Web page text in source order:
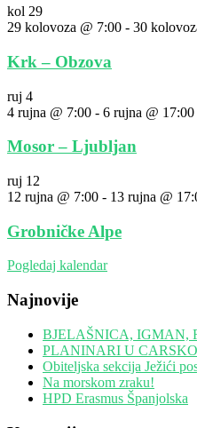
kol 29
29 kolovoza @ 7:00 - 30
Krk – Obzova
ruj 4
4 rujna @ 7:00 - 6 rujna @ 17:00
Mosor – Ljubljan
ruj 12
12 rujna @ 7:00 - 13 rujna @
Grobničke Alpe
Pogledaj kalendar
Najnovije
BJELAŠNICA,
PLANINARI U
Obiteljska sekcija Ježići
Na morskom zraku!
HPD Erasmus Španjolska